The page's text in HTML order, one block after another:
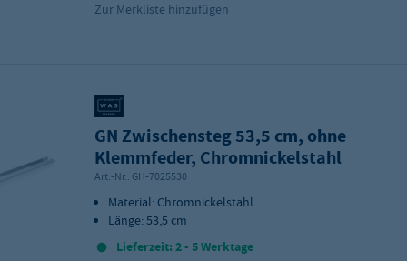
Zur Merkliste hinzufügen
GN Zwischensteg 53,5 cm, ohne
Klemmfeder, Chromnickelstahl
Art.-Nr.: GH-7025530
Material: Chromnickelstahl
Länge: 53,5 cm
Lieferzeit: 2 - 5 Werktage